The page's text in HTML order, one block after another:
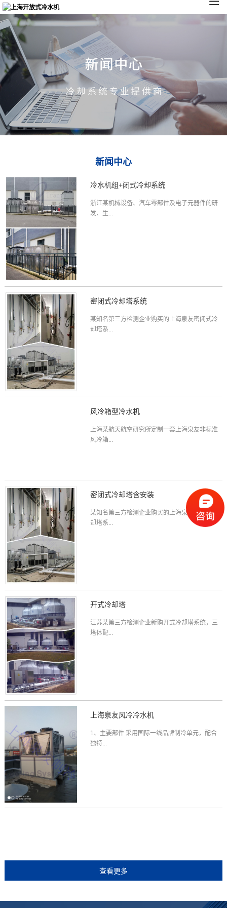
新闻中心
冷水机组+闭式冷却系统
浙江某机械设备、汽车零部件及电子元器件的研
发、生...
密闭式冷却塔系统
某知名第三方检测企业购买的上海泉友密闭式冷
却塔系...
风冷箱型冷水机
上海某航天航空研究所定制一套上海泉友非标准
风冷箱...
密闭式冷却塔含安装
某知名第三方检测企业购买的上海泉友密闭式冷
却塔系...
开式冷却塔
江苏某第三方检测企业新购开式冷却塔系统，三
塔体配...
上海泉友风冷冷水机
1、主要部件 采用国际一线品牌制冷单元，配合
独特...